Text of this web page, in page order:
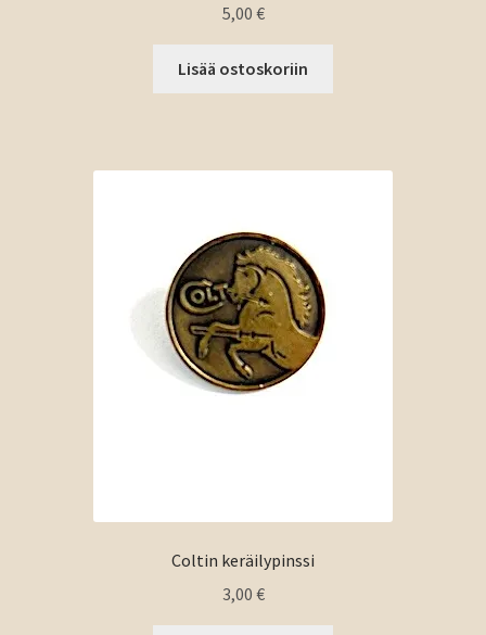
5,00 €
Lisää ostoskoriin
Coltin keräilypinssi
3,00 €